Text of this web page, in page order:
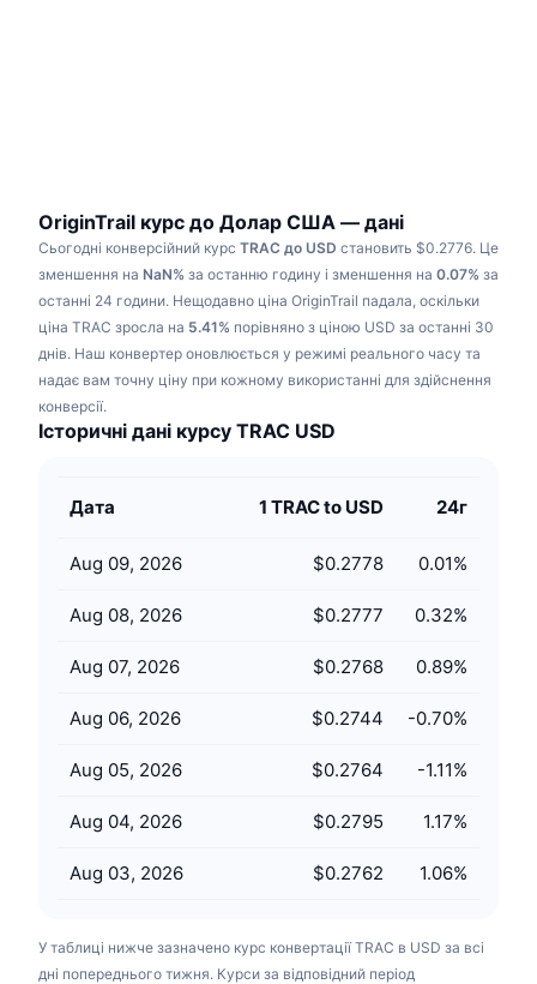
Спорт
Фінанси
Технології
NFT
Загальна статистика NFT
Майбутні розпродажі
Технічний аналіз
RSI
MACD
Деривативи
Ліквідації
Ставки фінансування
Дослідження
Відео
Словник
Кампанії
Винагороди у Діамантах
Навчайся та заробляй
Календар ICO
Календар Подій
OriginTrail курс до Долар США — дані
Сьогодні конверсійний курс TRAC до USD становить $0.2776. Це
зменшення на NaN% за останню годину і зменшення на 0.07% за
останні 24 години. Нещодавно ціна OriginTrail падала, оскільки
ціна TRAC зросла на 5.41% порівняно з ціною USD за останні 30
днів. Наш конвертер оновлюється у режимі реального часу та
надає вам точну ціну при кожному використанні для здійснення
конверсії.
Історичні дані курсу TRAC USD
Дата 1 TRAC to USD 24г
Aug 09, 2026 $0.2778 0.01%
Aug 08, 2026 $0.2777 0.32%
Aug 07, 2026 $0.2768 0.89%
Aug 06, 2026 $0.2744 -0.70%
Aug 05, 2026 $0.2764 -1.11%
Aug 04, 2026 $0.2795 1.17%
Aug 03, 2026 $0.2762 1.06%
У таблиці нижче зазначено курс конвертації TRAC в USD за всі
дні попереднього тижня. Курси за відповідний період